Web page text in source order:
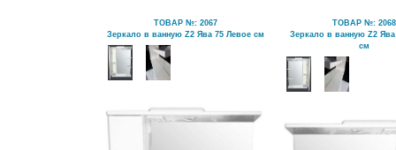
ТОВАР №: 2067
Зеркало в ванную Z2 Ява 75 Левое см
ТОВАР №: 2068
Зеркало в ванную Z2
см